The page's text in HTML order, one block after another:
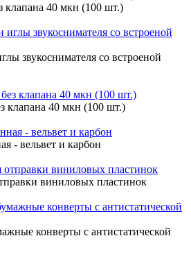
клапана 40 мкн (100 шт.)
звукоснимателя со встроеной
клапана 40 мкн (100 шт.)
- вельвет и карбон
виниловых пластинок
конверты с антистатической